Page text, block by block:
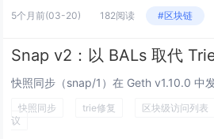
5个月前(03-20) 182阅读 #区块链
快照同步 trie修复 区块级访问列表
议